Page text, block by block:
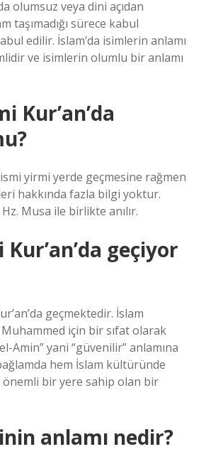
olumsuz veya dini açıdan
taşımadığı sürece kabul
edilir. İslam’da isimlerin anlamı
ve isimlerin olumlu bir anlamı
Kur’an’da
ismi yirmi yerde geçmesine rağmen
hakkında fazla bilgi yoktur.
Musa ile birlikte anılır.
geçiyor
geçmektedir. İslam
için bir sıfat olarak
Amin” yani “güvenilir” anlamına
hem İslam kültüründe
önemli bir yere sahip olan bir
anlamı nedir?